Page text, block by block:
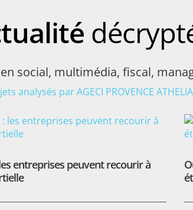
social, multimédia, fiscal,
analysés par AGECI PROVENCE ATHELIA
entreprises peuvent recourir à